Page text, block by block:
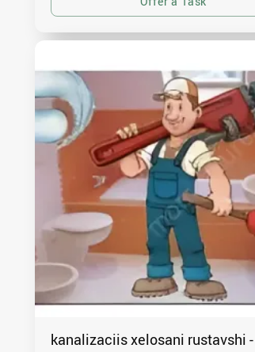
kanalizaciis xelosani rustavshi -